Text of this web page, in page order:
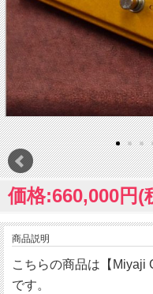
価格:660,000円(
商品説明
こちらの商品は【Miyaji
です。